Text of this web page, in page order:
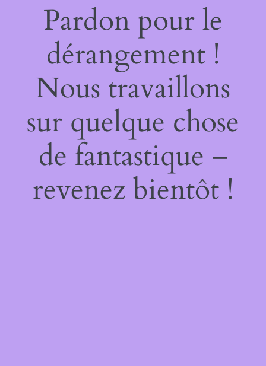
Pardon pour le
dérangement !
Nous travaillons
sur quelque chose
de fantastique –
revenez bientôt !